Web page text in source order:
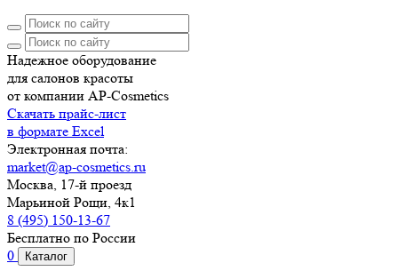
Надежное оборудование
для салонов красоты
от компании AP-Cosmetics
Скачать прайс-лист
в формате Excel
Электронная почта:
market@ap-cosmetics.ru
Москва, 17-й проезд
Марьиной Рощи, 4к1
8 (495) 150-13-67
Бесплатно по России
0
Каталог